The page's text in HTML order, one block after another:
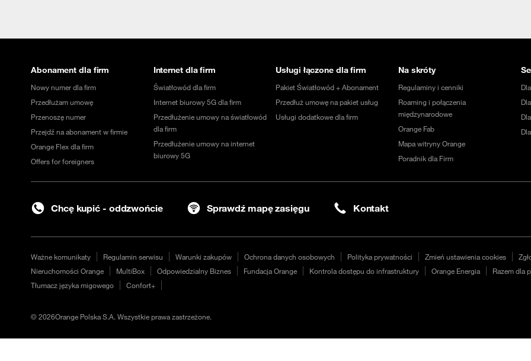
Abonament dla firm
Nowy numer dla firm
Przedłużam umowę
Przenoszę numer
Przejdź na abonament w firmie
Orange Flex dla firm
Offers for foreigners
Internet dla firm
Światłowód dla firm
Internet biurowy 5G dla firm
Przedłużenie umowy na światłowód
dla firm
Przedłużenie umowy na internet
biurowy 5G
Usługi łączone dla firm
Pakiet Światłowód + Abonament
Przedłuż umowę na pakiet usług
Usługi dodatkowe dla firm
Na skróty
Regulaminy i cenniki
Roaming i połączenia
międzynarodowe
Orange Fab
Mapa witryny Orange
Poradnik dla Firm
Chcę kupić - oddzwońcie Sprawdź mapę zasięgu Kontakt
Ważne komunikaty Regulamin serwisu Warunki zakupów Ochrona danych osobowych Polityka prywatności Zmień ustawienia cookies
Nieruchomości Orange
MultiBox Odpowiedzialny Biznes Fundacja Orange Kontrola dostępu do infrastruktury Orange Energia Razem dla
Tłumacz języka migowego
Confort+
©2026Orange Polska S.A. Wszystkie prawa zastrzeżone.